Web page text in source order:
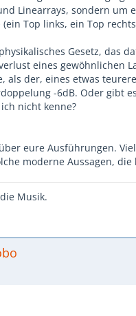
Linearrays, sondern um
Top links, ein Top
Gesetz, das
eines gewöhnlichen
als der, eines etwas
-6dB. Oder gibt
nicht kenne?
eure Ausführungen.
moderne Aussagen, die
Musik.